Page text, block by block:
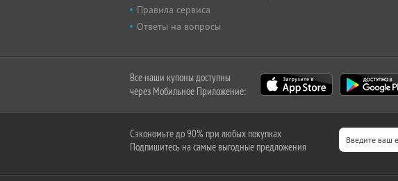
Правила сервиса
Ответы на вопросы
Все наши купоны доступны
через Мобильное Приложение:
Сэкономьте до 90% при любых покупках
Подпишитесь на самые выгодные предложения